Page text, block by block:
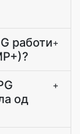
работи+
од
+